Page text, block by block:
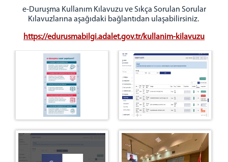
e-Duruşma Kullanım Kılavuzu ve Sıkça Sorulan Sorular
Kılavuzlarına aşağıdaki bağlantıdan ulaşabilirsiniz.
https://edurusmabilgi.adalet.gov.tr/kullanim-kilavuzu